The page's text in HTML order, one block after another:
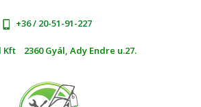
+36 / 20-51-91-227
Kft 2360 Gyál, Ady Endre u.27.